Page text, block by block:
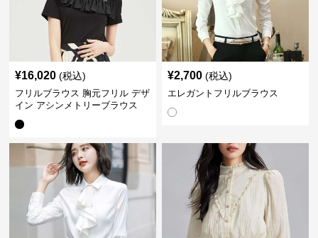
¥16,020 (税込)
フリルブラウス 胸元フリル デザ
イン アシンメトリーブラウス
¥2,700 (税込)
エレガントフリルブラウス